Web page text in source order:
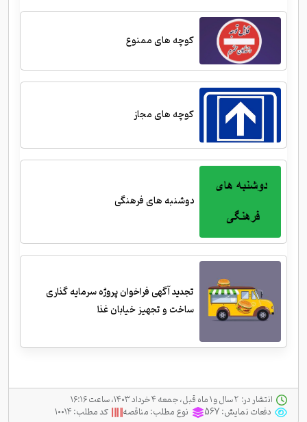
کوچه های ممنوع
کوچه های مجاز
دوشنبه های فرهنگی
تجدید آگهی فراخوان پروژه سرمایه گذاری
ساخت و تجهیز خیابان غذا
انتشار در:
دفعات نمایش:567 نوع مطلب:مناقصه کد مطلب:۱۰۰۱۴